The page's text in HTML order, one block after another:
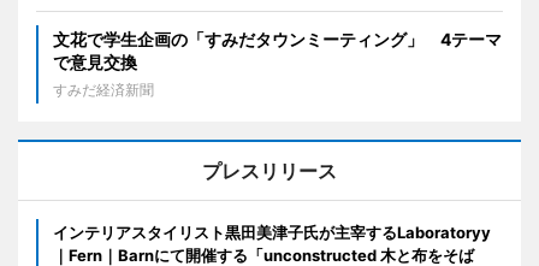
文花で学生企画の「すみだタウンミーティング」 4テーマ
で意見交換
すみだ経済新聞
プレスリリース
インテリアスタイリスト黒田美津子氏が主宰するLaboratoryy
｜Fern｜Barnにて開催する「unconstructed 木と布をそば